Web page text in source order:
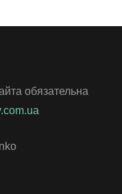
обязательна